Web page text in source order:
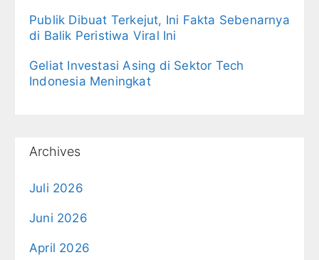
Publik Dibuat Terkejut, Ini Fakta Sebenarnya
di Balik Peristiwa Viral Ini
Geliat Investasi Asing di Sektor Tech
Indonesia Meningkat
Archives
Juli 2026
Juni 2026
April 2026